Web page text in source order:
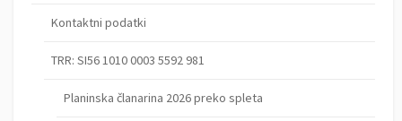
Kontaktni podatki
TRR: SI56 1010 0003 5592 981
Planinska članarina 2026 preko spleta